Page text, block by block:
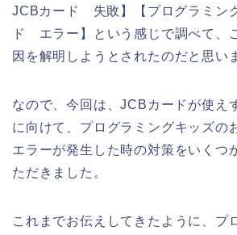
JCBカード 失敗】【プログラミン
ド エラー】という感じで調べて、
因を解明しようとされたのだと思い
なので、今回は、JCBカードが使え
に向けて、プログラミングキッズの
エラーが発生した時の対策をいくつ
ただきました。
これまでお伝えしてきたように、プ